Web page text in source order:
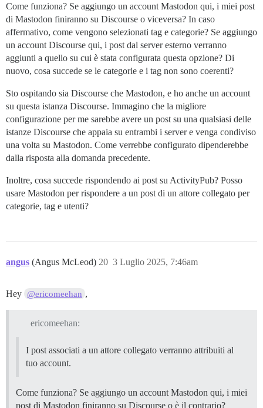
Come funziona? Se aggiungo un account Mastodon qui, i miei post
di Mastodon finiranno su Discourse o viceversa? In caso
affermativo, come vengono selezionati tag e categorie? Se aggiungo
un account Discourse qui, i post dal server esterno verranno
aggiunti a quello su cui è stata configurata questa opzione? Di
nuovo, cosa succede se le categorie e i tag non sono coerenti?
Sto ospitando sia Discourse che Mastodon, e ho anche un account
su questa istanza Discourse. Immagino che la migliore
configurazione per me sarebbe avere un post su una qualsiasi delle
istanze Discourse che appaia su entrambi i server e venga condiviso
una volta su Mastodon. Come verrebbe configurato dipenderebbe
dalla risposta alla domanda precedente.
Inoltre, cosa succede rispondendo ai post su ActivityPub? Posso
usare Mastodon per rispondere a un post di un attore collegato per
categorie, tag e utenti?
angus (Angus McLeod) 3 Luglio 2025, 7:46am
20
Hey @ericomeehan ,
ericomeehan:
I post associati a un attore collegato verranno attribuiti al
tuo account.
Come funziona? Se aggiungo un account Mastodon qui, i miei
post di Mastodon finiranno su Discourse o è il contrario?